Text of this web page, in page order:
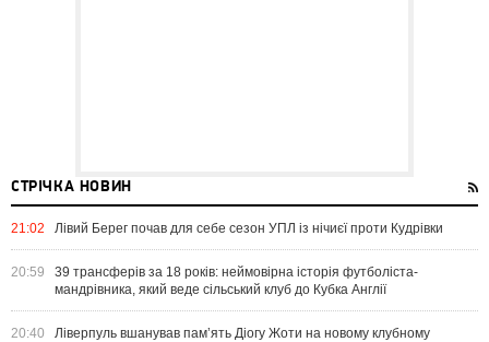
СТРІЧКА НОВИН
21:02 Лівий Берег почав для себе сезон УПЛ із нічиєї проти Кудрівки
20:59
39 трансферів за 18 років: неймовірна історія футболіста-
мандрівника, який веде сільський клуб до Кубка Англії
20:40
Ліверпуль вшанував пам’ять Діогу Жоти на новому клубному